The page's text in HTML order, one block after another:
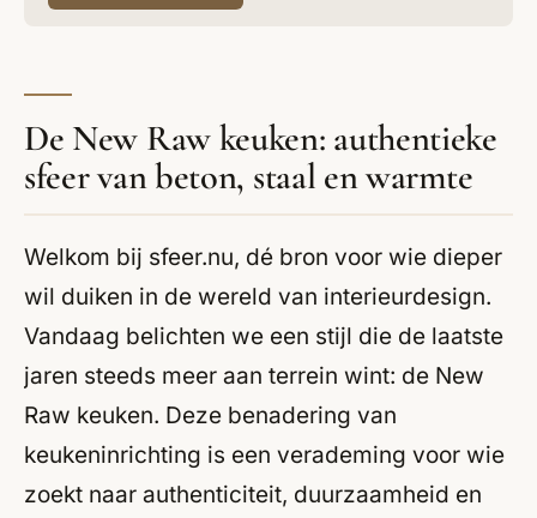
De New Raw keuken: authentieke
sfeer van beton, staal en warmte
Welkom bij sfeer.nu, dé bron voor wie dieper
wil duiken in de wereld van interieurdesign.
Vandaag belichten we een stijl die de laatste
jaren steeds meer aan terrein wint: de New
Raw keuken. Deze benadering van
keukeninrichting is een verademing voor wie
zoekt naar authenticiteit, duurzaamheid en